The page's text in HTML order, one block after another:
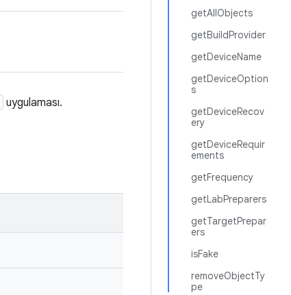
getAllObjects
getBuildProvider
getDeviceName
getDeviceOption
s
getDeviceRecov
ery
getDeviceRequir
ements
getFrequency
getLabPreparers
getTargetPrepar
ers
isFake
removeObjectTy
pe
uygulaması.